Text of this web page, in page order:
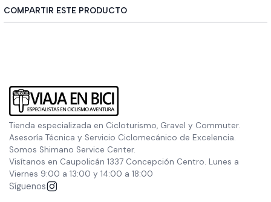
COMPARTIR ESTE PRODUCTO
Tienda especializada en Cicloturismo, Gravel y Commuter.
Asesoría Técnica y Servicio Ciclomecánico de Excelencia.
Somos Shimano Service Center.
Visítanos en Caupolicán 1337 Concepción Centro. Lunes a
Viernes 9:00 a 13:00 y 14:00 a 18:00
Síguenos